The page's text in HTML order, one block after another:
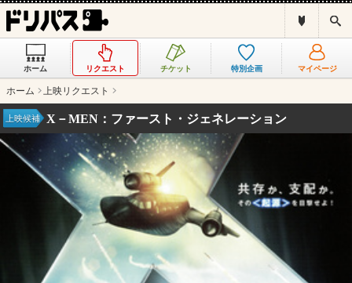
ス
ホーム リクエスト チケット 特別企画 マイページ
ホーム 上映リクエスト
X－MEN：ファースト・ジェネレーション
上映候補